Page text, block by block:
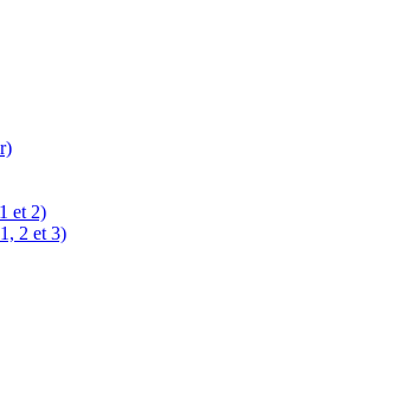
et 2)
2 et 3)